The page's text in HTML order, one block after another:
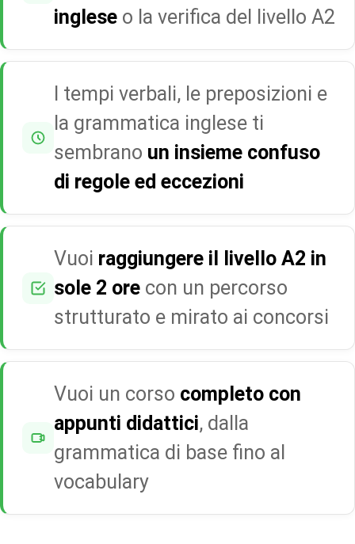
inglese o la verifica del livello A2
I tempi verbali, le preposizioni e
la grammatica inglese ti
sembrano un insieme confuso
di regole ed eccezioni
Vuoi raggiungere il livello A2 in
sole 2 ore con un percorso
strutturato e mirato ai concorsi
Vuoi un corso completo con
appunti didattici, dalla
grammatica di base fino al
vocabulary